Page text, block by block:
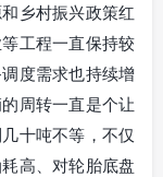
乡村振兴政策红
工程一直保持较
度需求也持续增
周转一直是个让
十吨不等，不仅
高、对轮胎底盘